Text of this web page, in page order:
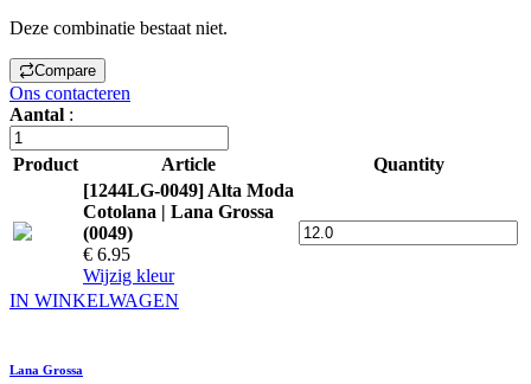
Deze combinatie bestaat niet.
Compare
Ons contacteren
Aantal :
Product Article
Quantity
[1244LG-0049] Alta Moda
Cotolana | Lana Grossa
(0049)
€ 6.95
Wijzig kleur
IN WINKELWAGEN
Lana Grossa